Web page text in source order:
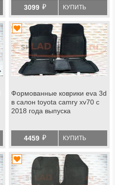
3099 й КУПИТЬ
Формованные коврики eva 3d
в салон toyota camry xv70 c
2018 года выпуска
4459 й КУПИТЬ